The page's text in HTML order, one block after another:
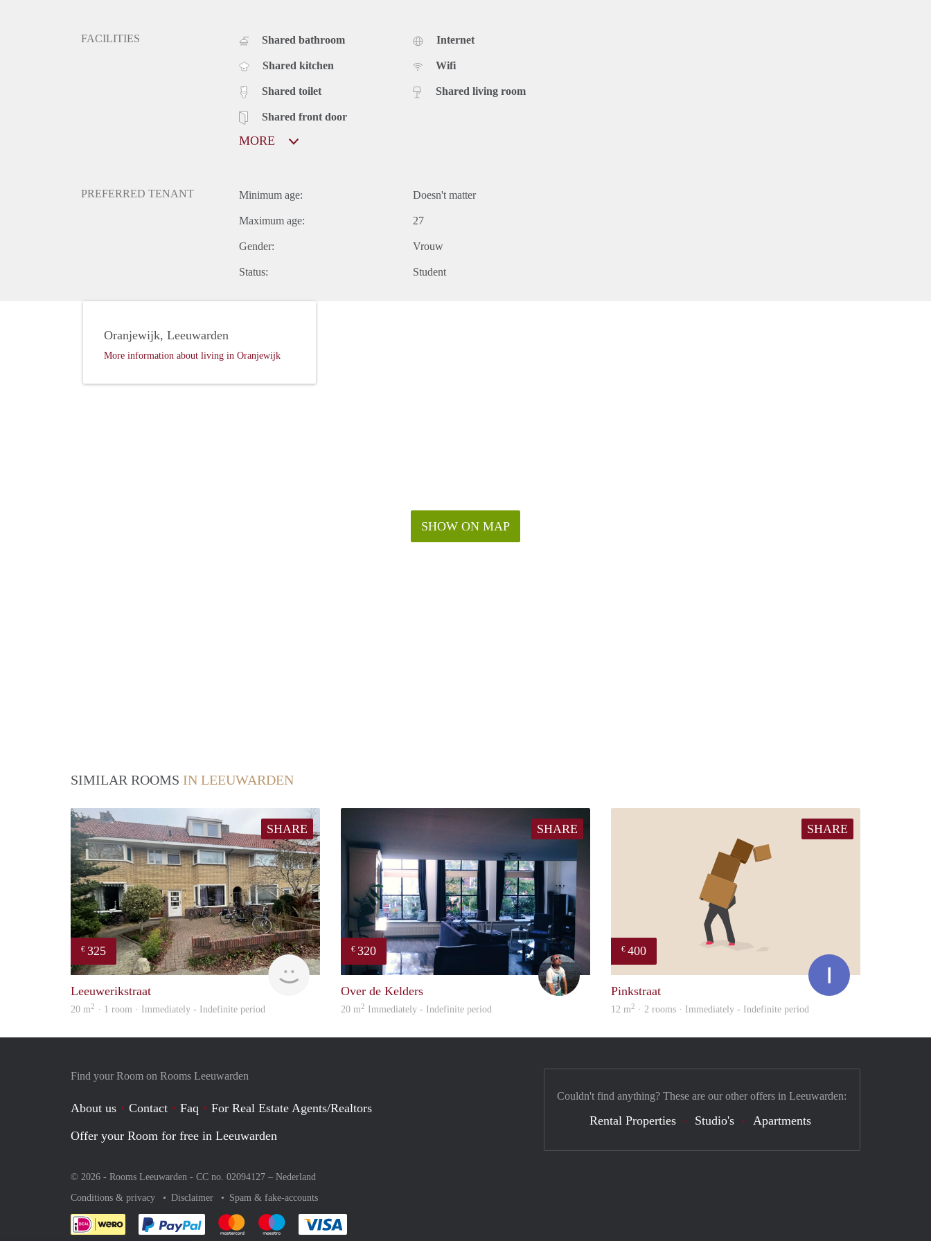
FACILITIES Shared bathroom
Shared kitchen
Shared toilet
Shared front door
Internet
Wifi
Shared living room
MORE
PREFERRED TENANT Minimum age: Doesn't matter
Maximum age: 27
Gender: Vrouw
Status: Student
SHOW ON MAP
Oranjewijk, Leeuwarden
More information about living in Oranjewijk
SIMILAR ROOMS IN LEEUWARDEN
SHARE
€ 325
Reinier
Leeuwerikstraat
20 m2 · 1 room · Immediately - Indefinite period
SHARE
€ 320
Sander
Over de Kelders
20 m2 Immediately - Indefinite period
SHARE
€ 400
Pinkstraat
12 m2 · 2 rooms · Immediately - Indefinite period
Find your Room on Rooms Leeuwarden
About us Contact Faq
For Real Estate Agents/Realtors
Offer your Room for free in Leeuwarden
© 2026 - Rooms Leeuwarden - CC no. 02094127 – Nederland
Conditions & privacy
Disclaimer Spam & fake-accounts
Pay easily with :payment method
Pay easily with :payment method
Pay easily with :payment method
Couldn't find anything? These are our other offers in Leeuwarden:
Rental Properties Studio's Apartments